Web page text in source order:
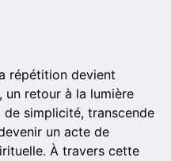
répétition devient
un retour à la lumière
simplicité, transcende
un acte de
À travers cette